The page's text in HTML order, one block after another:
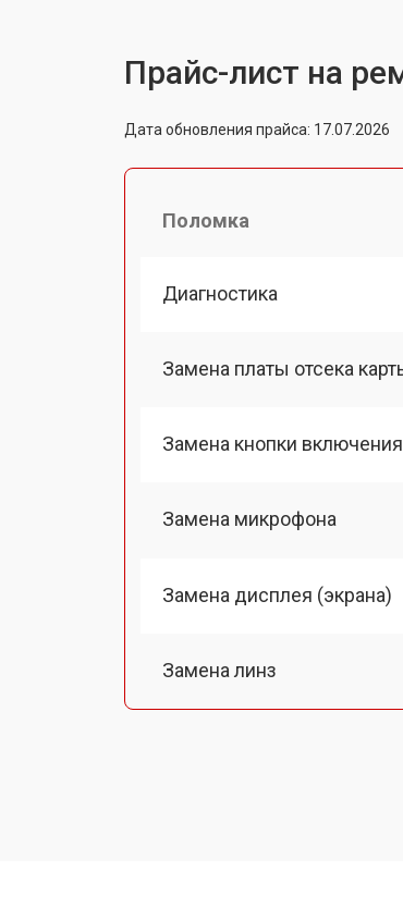
Прайс-лист на
Дата обновления прайса: 17.07.2026
Поломка
Диагностика
Замена платы отсека
Замена кнопки включения
Замена микрофона
Замена дисплея (экрана)
Замена линз